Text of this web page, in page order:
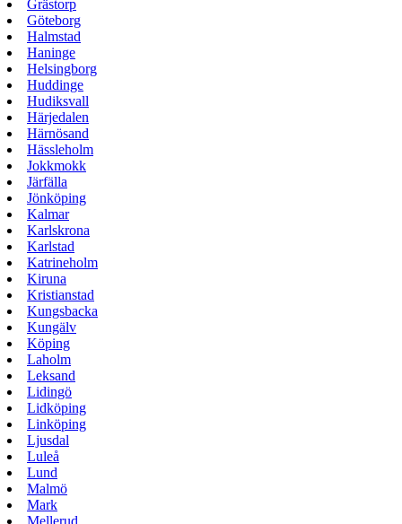
Grästorp
Göteborg
Halmstad
Haninge
Helsingborg
Huddinge
Hudiksvall
Härjedalen
Härnösand
Hässleholm
Jokkmokk
Järfälla
Jönköping
Kalmar
Karlskrona
Karlstad
Katrineholm
Kiruna
Kristianstad
Kungsbacka
Kungälv
Köping
Laholm
Leksand
Lidingö
Lidköping
Linköping
Ljusdal
Luleå
Lund
Malmö
Mark
Mellerud